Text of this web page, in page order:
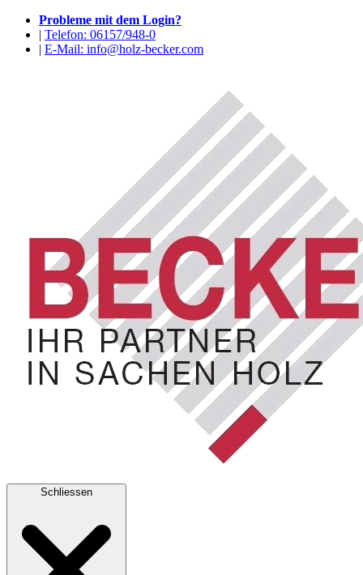
Probleme mit dem Login?
| Telefon: 06157/948-0
| E-Mail: info@holz-becker.com
Schliessen